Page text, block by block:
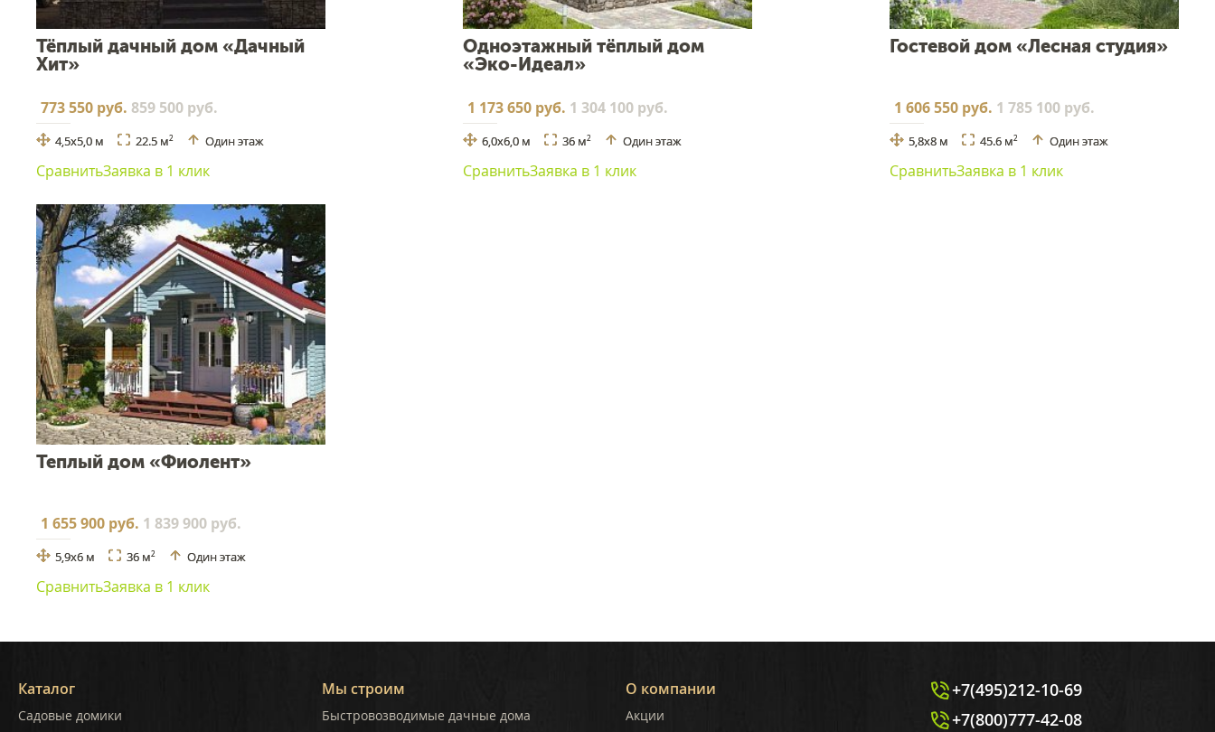
Тёплый дачный дом «Дачный
Хит»
773 550 руб. 859 500 руб.
4,5х5,0 м 22.5 м2 Один этаж
СравнитьЗаявка в 1 клик
Одноэтажный тёплый дом
«Эко-Идеал»
1 173 650 руб. 1 304 100 руб.
6,0х6,0 м 36 м2 Один этаж
СравнитьЗаявка в 1 клик
Гостевой дом «Лесная студия»
1 606 550 руб. 1 785 100 руб.
5,8x8 м 45.6 м2 Один этаж
СравнитьЗаявка в 1 клик
Теплый дом «Фиолент»
1 655 900 руб. 1 839 900 руб.
5,9x6 м 36 м2 Один этаж
СравнитьЗаявка в 1 клик
Каталог
Садовые домики
Мы строим
Быстровозводимые дачные дома
О компании
Акции
+7(495)212-10-69
+7(800)777-42-08